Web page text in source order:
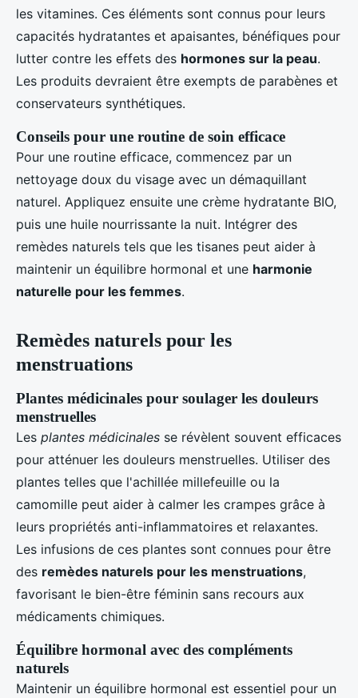
les vitamines. Ces éléments sont connus pour leurs
capacités hydratantes et apaisantes, bénéfiques pour
lutter contre les effets des hormones sur la peau.
Les produits devraient être exempts de parabènes et
conservateurs synthétiques.
Conseils pour une routine de soin efficace
Pour une routine efficace, commencez par un
nettoyage doux du visage avec un démaquillant
naturel. Appliquez ensuite une crème hydratante BIO,
puis une huile nourrissante la nuit. Intégrer des
remèdes naturels tels que les tisanes peut aider à
maintenir un équilibre hormonal et une harmonie
naturelle pour les femmes.
Remèdes naturels pour les
menstruations
Plantes médicinales pour soulager les douleurs
menstruelles
Les plantes médicinales se révèlent souvent efficaces
pour atténuer les douleurs menstruelles. Utiliser des
plantes telles que l'achillée millefeuille ou la
camomille peut aider à calmer les crampes grâce à
leurs propriétés anti-inflammatoires et relaxantes.
Les infusions de ces plantes sont connues pour être
des remèdes naturels pour les menstruations,
favorisant le bien-être féminin sans recours aux
médicaments chimiques.
Équilibre hormonal avec des compléments
naturels
Maintenir un équilibre hormonal est essentiel pour un